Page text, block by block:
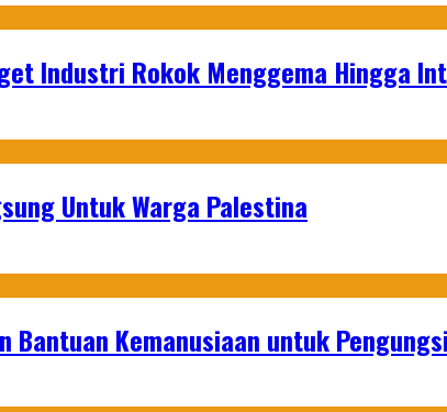
Industri Rokok Menggema Hingga
Untuk Warga Palestina
Kemanusiaan untuk